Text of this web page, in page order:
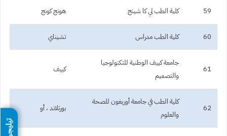
59 كلية الطب لي كا شينج هونج كونج
60 كلية الطب مدراس تشيناي
61
جامعة كييف الوطنية للتكنولوجيا
والتصميم
كييف
62
كلية الطب في جامعة أوريغون للصحة
والعلوم
بورتلاند ، أو